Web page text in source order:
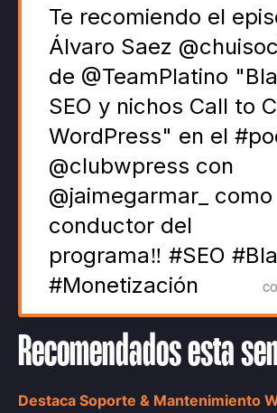
Te recomiendo el
Álvaro Saez
de @TeamPlatino
SEO y nichos Call to
WordPress" en el
@clubwpress con
@jaimegarmar_ como
conductor del
programa‼️ #SEO
#Monetización
Recomendados esta
Destaca Soporte & Mantenimiento